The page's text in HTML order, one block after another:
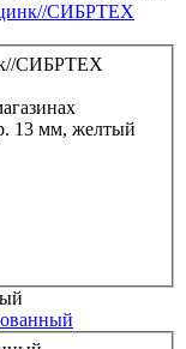
СИБРТЕХ
13 мм, желтый